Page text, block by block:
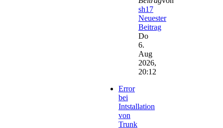
sh17
Neuester
Beitrag
Do
6.
Aug
2026,
20:12
Error
bei
Intstallation
von
Trunk